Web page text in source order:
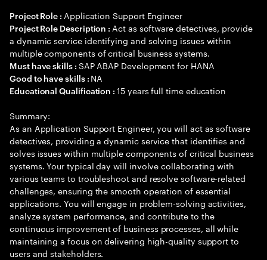
Project Role : Application Support Engineer
Project Role Description : Act as software detectives, provide
a dynamic service identifying and solving issues within
multiple components of critical business systems.
Must have skills : SAP ABAP Development for HANA
Good to have skills : NA
Educational Qualification :15 years full time education
Summary:
As an Application Support Engineer, you will act as software
detectives, providing a dynamic service that identifies and
solves issues within multiple components of critical business
systems. Your typical day will involve collaborating with
various teams to troubleshoot and resolve software-related
challenges, ensuring the smooth operation of essential
applications. You will engage in problem-solving activities,
analyze system performance, and contribute to the
continuous improvement of business processes, all while
maintaining a focus on delivering high-quality support to
users and stakeholders.